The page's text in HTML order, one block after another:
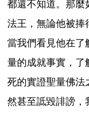
都還不知道。那麼
法王，無論他被捧
當我們看見他在了
量的成就事實，了
死的實證聖量佛法
然甚至詆毀誹謗，